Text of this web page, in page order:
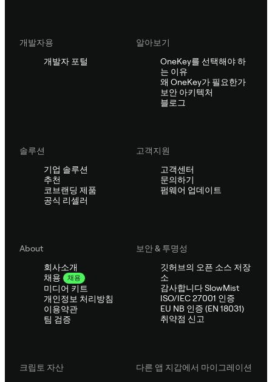
개발자용
개발자 포털
알아보기
OneKey를 선택해야 하
는 이유
왜 OneKey가 필요한가
보안 아키텍처
블로그
솔루션
기업 솔루션
추천
코브랜딩 제품
공식 리셀러
고객지원
고객센터
문의하기
펌웨어 업데이트
About
회사소개
채용
채용
미디어 키트
개인정보 처리방침
이용약관
팀 검증
보안 & 투명성
깃허브의 오픈 소스 저장
소
감사합니다 SlowMist
ISO/IEC 27001 인증
EU NB 인증 (EN 18031)
취약점 신고
크립토 자산
다른 앱 지갑에서 마이그레이션